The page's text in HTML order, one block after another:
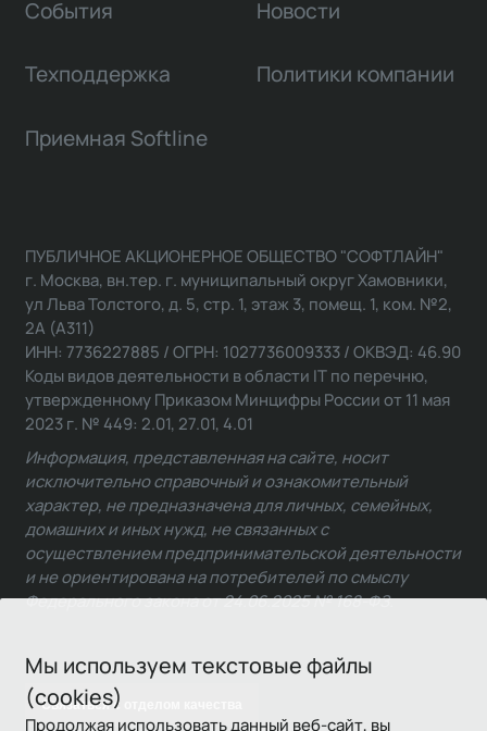
Мы используем текстовые файлы
(cookies)
Продолжая использовать данный веб-сайт, вы
События Новости
Техподдержка Политики компании
Приемная Softline
Связаться с отделом качества
ПУБЛИЧНОЕ АКЦИОНЕРНОЕ ОБЩЕСТВО "СОФТЛАЙН"
г. Москва, вн.тер. г. муниципальный округ Хамовники,
ул Льва Толстого, д. 5, стр. 1, этаж 3, помещ. 1, ком. №2,
2А (А311)
ИНН: 7736227885 / ОГРН: 1027736009333 / ОКВЭД: 46.90
Коды видов деятельности в области IT по перечню,
утвержденному Приказом Минцифры России от 11 мая
2023 г. № 449: 2.01, 27.01, 4.01
Информация, представленная на сайте, носит
исключительно справочный и ознакомительный
характер, не предназначена для личных, семейных,
домашних и иных нужд, не связанных с
осуществлением предпринимательской деятельности
и не ориентирована на потребителей по смыслу
Федерального закона от 24.06.2025 № 168-ФЗ.